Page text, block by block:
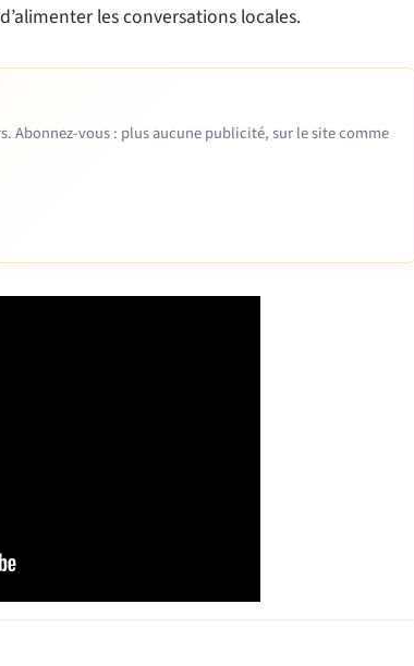
les conversations locales.
Abonnez-vous : plus aucune publicité, sur le site comme